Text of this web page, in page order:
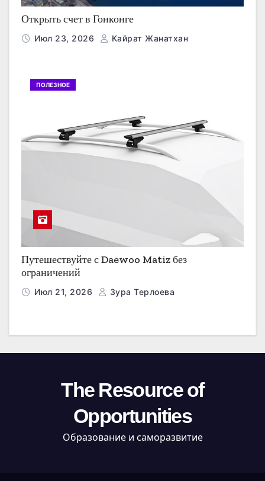
Открыть счет в Гонконге
Июл 23, 2026 Кайрат Жанатхан
ПОЛЕЗНОЕ
Путешествуйте с Daewoo Matiz без
ограничений
Июл 21, 2026 Зура Терлоева
The Resource of
Opportunities
Образование и саморазвитие